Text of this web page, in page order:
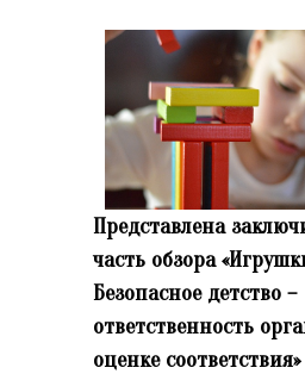
Представлена
часть обзора
Безопасное детство –
ответственность
оценке соответствия»